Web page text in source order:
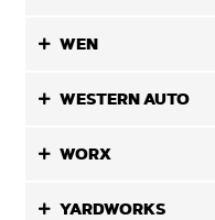
WEN
WESTERN AUTO
WORX
YARDWORKS